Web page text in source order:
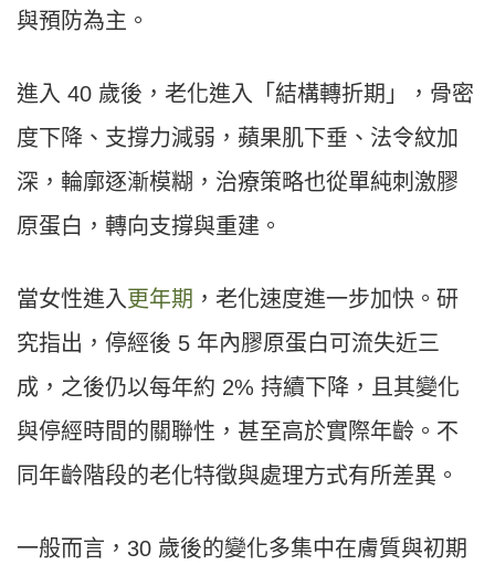
與預防為主。
進入 40 歲後，老化進入「結構轉折期」，骨密
度下降、支撐力減弱，蘋果肌下垂、法令紋加
深，輪廓逐漸模糊，治療策略也從單純刺激膠
原蛋白，轉向支撐與重建。
當女性進入 更年期 ，老化速度進一步加快。研
究指出，停經後 5 年內膠原蛋白可流失近三
成，之後仍以每年約 2% 持續下降，且其變化
與停經時間的關聯性，甚至高於實際年齡。不
同年齡階段的老化特徵與處理方式有所差異。
一般而言，30 歲後的變化多集中在膚質與初期